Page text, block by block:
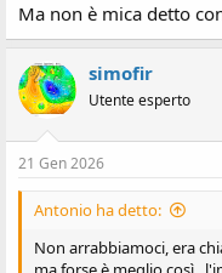
Ma non è mica detto
simofir
Utente esperto
21 Gen 2026
Antonio ha detto:
Non arrabbiamoci, era